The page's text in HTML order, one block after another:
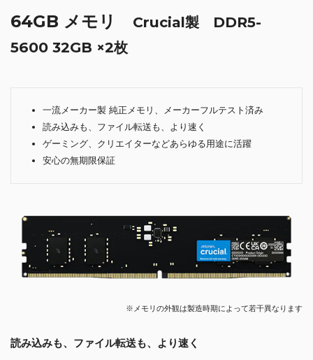
64GB メモリ
Crucial製 DDR5-
5600 32GB ×2枚
一流メーカー製 純正メモリ、メーカーフルテスト済み
読み込みも、ファイル転送も、より速く
ゲーミング、クリエイターなどあらゆる用途に活躍
安心の無期限保証
※メモリの外観は製造時期によって若干異なります
読み込みも、ファイル転送も、より速く